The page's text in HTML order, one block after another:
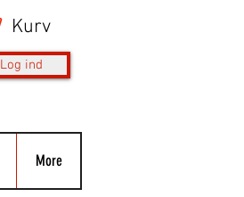
Kurv
Log ind
More